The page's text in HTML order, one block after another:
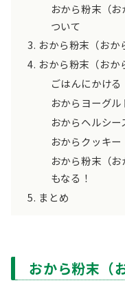
おから粉末（
ついて
おから粉末（おか
おから粉末（おか
ごはんにかける
おからヨーグル
おからヘルシー
おからクッキー
おから粉末（
もなる！
まとめ
おから粉末（